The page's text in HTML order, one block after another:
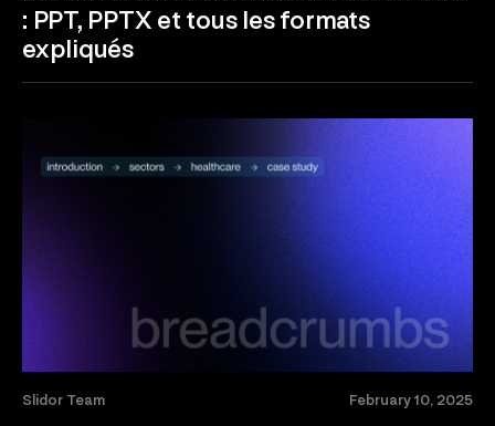
: PPT, PPTX et tous les formats
expliqués
Slidor Team February 10, 2025